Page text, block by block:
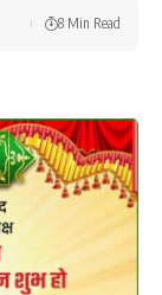
8 Min Read